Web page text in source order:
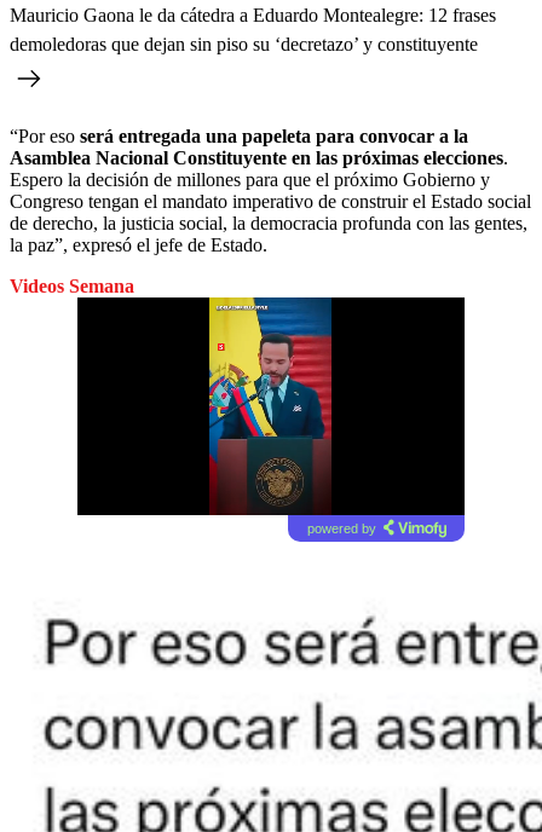
Mauricio Gaona le da cátedra a Eduardo Montealegre: 12 frases
demoledoras que dejan sin piso su ‘decretazo’ y constituyente
“Por eso será entregada una papeleta para convocar a la
Asamblea Nacional Constituyente en las próximas elecciones.
Espero la decisión de millones para que el próximo Gobierno y
Congreso tengan el mandato imperativo de construir el Estado social
de derecho, la justicia social, la democracia profunda con las gentes,
la paz”, expresó el jefe de Estado.
Videos Semana
powered by